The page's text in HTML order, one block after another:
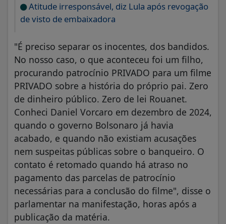
Atitude irresponsável, diz Lula após revogação
de visto de embaixadora
"É preciso separar os inocentes, dos bandidos.
No nosso caso, o que aconteceu foi um filho,
procurando patrocínio PRIVADO para um filme
PRIVADO sobre a história do próprio pai. Zero
de dinheiro público. Zero de lei Rouanet.
Conheci Daniel Vorcaro em dezembro de 2024,
quando o governo Bolsonaro já havia
acabado, e quando não existiam acusações
nem suspeitas públicas sobre o banqueiro. O
contato é retomado quando há atraso no
pagamento das parcelas de patrocínio
necessárias para a conclusão do filme", disse o
parlamentar na manifestação, horas após a
publicação da matéria.